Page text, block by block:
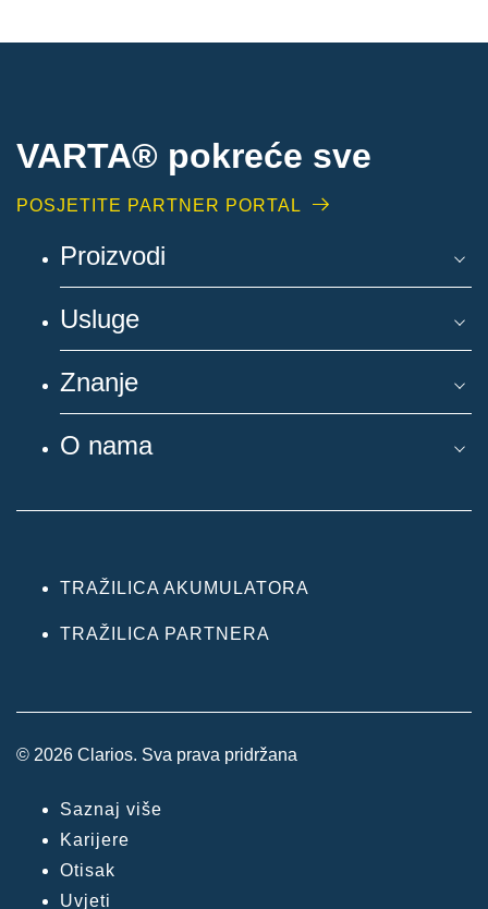
VARTA® pokreće sve
POSJETITE PARTNER PORTAL
Proizvodi
Usluge
Znanje
O nama
TRAŽILICA AKUMULATORA
TRAŽILICA PARTNERA
© 2026 Clarios. Sva prava pridržana
Saznaj više
Karijere
Otisak
Uvjeti